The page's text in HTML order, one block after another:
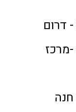
דרום
-מרכז